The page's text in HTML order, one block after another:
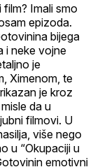
Imali smo
epizoda.
bijega
i neke vojne
je
Ximenom, te
je kroz
da u
filmovi. U
više nego
u “Okupaciji u
emotivni